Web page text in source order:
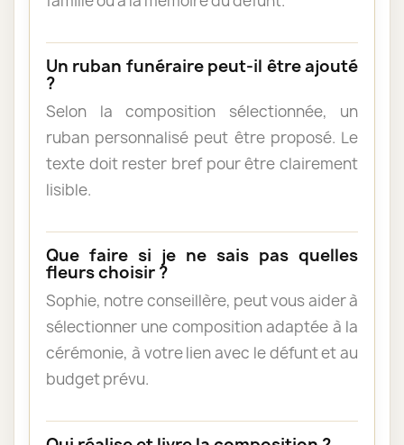
Un ruban funéraire peut-il être ajouté
?
Selon la composition sélectionnée, un
ruban personnalisé peut être proposé. Le
texte doit rester bref pour être clairement
lisible.
Que faire si je ne sais pas quelles
fleurs choisir ?
Sophie, notre conseillère, peut vous aider à
sélectionner une composition adaptée à la
cérémonie, à votre lien avec le défunt et au
budget prévu.